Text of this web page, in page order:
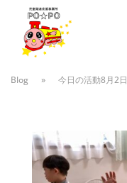
Blog » 今日の活動8月2日